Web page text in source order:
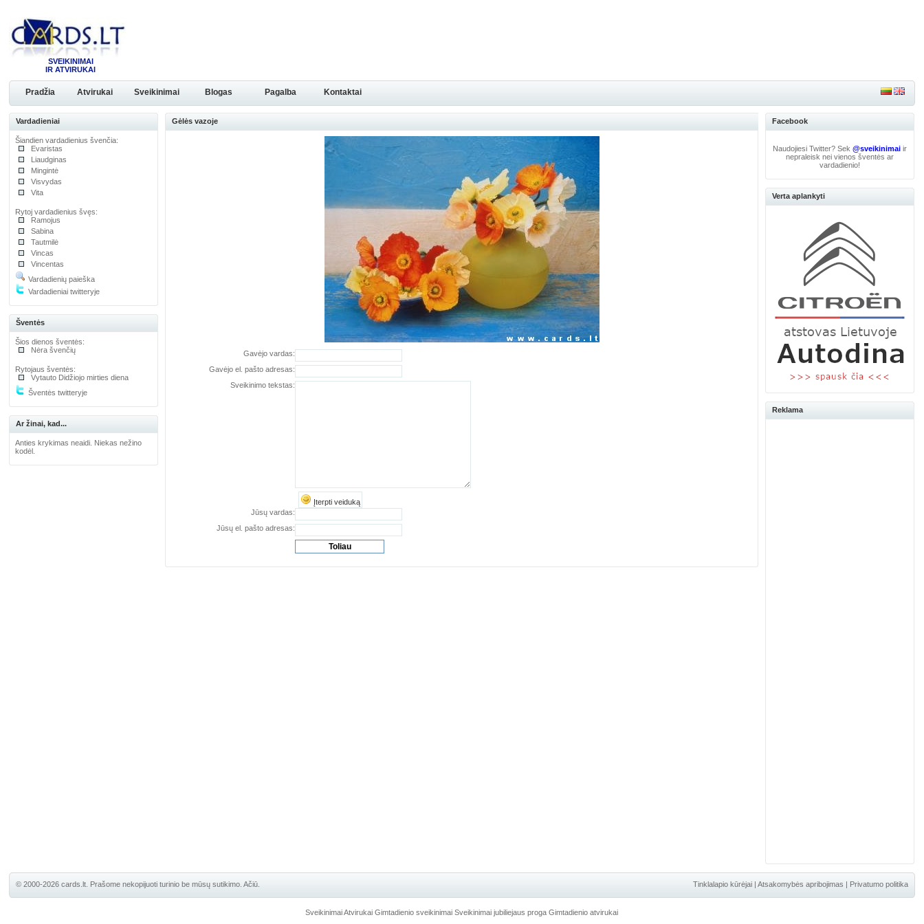
SVEIKINIMAI
IR ATVIRUKAI
Pradžia Atvirukai Sveikinimai Blogas Pagalba Kontaktai
Vardadieniai
Šiandien vardadienius švenčia:
Evaristas
Liaudginas
Mingintė
Visvydas
Vita
Rytoj vardadienius švęs:
Ramojus
Sabina
Tautmilė
Vincas
Vincentas
Vardadienių paieška
Vardadieniai twitteryje
Šventės
Šios dienos šventės:
Nėra švenčių
Rytojaus šventės:
Vytauto Didžiojo mirties diena
Šventės twitteryje
Ar žinai, kad...
Anties krykimas neaidi. Niekas nežino
kodėl.
Gėlės vazoje
Gavėjo vardas:
Gavėjo el. pašto adresas:
Sveikinimo tekstas:
Įterpti veiduką
Jūsų vardas:
Jūsų el. pašto adresas:
Facebook
Naudojiesi Twitter? Sek@sveikinimai ir
nepraleisk nei vienos šventės ar
vardadienio!
Verta aplankyti
Reklama
Tinklalapio kūrėjai| Atsakomybės apribojimas | Privatumo politika
© 2000-2026 cards.lt. Prašome nekopijuoti turinio be mūsų sutikimo. Ačiū.
Sveikinimai Atvirukai Gimtadienio sveikinimai Sveikinimai jubiliejaus proga Gimtadienio atvirukai